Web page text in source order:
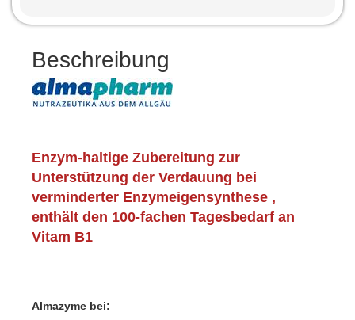
Beschreibung
Enzym-haltige Zubereitung zur
Unterstützung der Verdauung bei
verminderter Enzymeigensynthese ,
enthält den 100-fachen Tagesbedarf an
Vitam B1
Almazyme bei: